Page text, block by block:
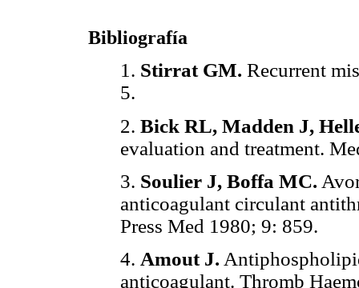
Bibliografía
1. Stirrat GM. Recurrent
5.
2. Bick RL, Madden J,
evaluation and treatment.
3. Soulier J, Boffa MC.
anticoagulant circulant
Press Med 1980; 9: 859.
4. Amout J.
anticoagulant. Thromb